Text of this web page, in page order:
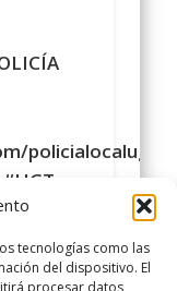
tecnologías como las
del dispositivo. El
procesar datos
policialocalugt/
UGT